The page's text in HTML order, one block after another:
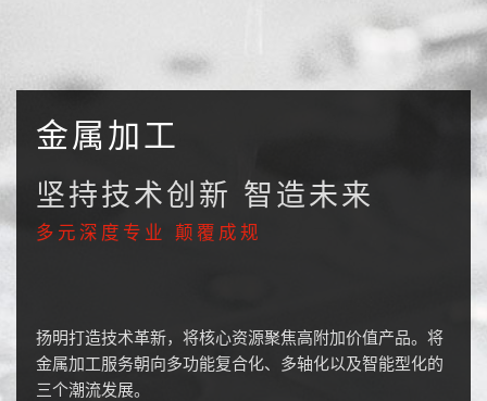
金属加工
坚持技术创新 智造未来
多元深度专业 颠覆成规
扬明打造技术革新，将核心资源聚焦高附加价值产品。将
金属加工服务朝向多功能复合化、多轴化以及智能型化的
三个潮流发展。